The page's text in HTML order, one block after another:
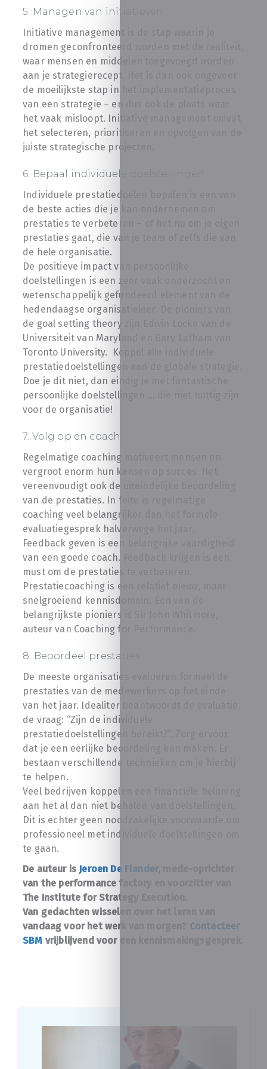
5. Managen van initiatieven
Initiative management is de stap waarin je
dromen geconfronteerd worden met de realiteit,
waar mensen en middelen toegevoegd worden
aan je strategierecept. Het is dan ook ongeveer
de moeilijkste stap in het implementatieproces
van een strategie – en dus ook de plaats waar
het vaak misloopt. Initiative management omvat
het selecteren, prioritiseren en opvolgen van de
juiste strategische projecten.
6. Bepaal individuele doelstellingen
Individuele prestatiedoelen bepalen is een van
de beste acties die je kan ondernemen om
prestaties te verbeteren – of het nu om je eigen
prestaties gaat, die van je team of zelfs die van
de hele organisatie.
De positieve impact van persoonlijke
doelstellingen is een zeer vaak onderzocht en
wetenschappelijk gefundeerd element van de
hedendaagse organisatieleer. De pioniers van
de goal setting theory zijn Edwin Locke van de
Universiteit van Maryland en Gary Latham van
Toronto University. Koppel alle individuele
prestatiedoelstellingen aan de globale strategie.
Doe je dit niet, dan eindig je met fantastische
persoonlijke doelstellingen … die niet nuttig zijn
voor de organisatie!
7. Volg op en coach
Regelmatige coaching motiveert mensen en
vergroot enorm hun kansen op succes. Het
vereenvoudigt ook de uiteindelijke beoordeling
van de prestaties. In feite is regelmatige
coaching veel belangrijker dan het formele
evaluatiegesprek halverwege het jaar.
Feedback geven is een belangrijke vaardigheid
van een goede coach. Feedback krijgen is een
must om de prestaties te verbeteren.
Prestatiecoaching is een relatief nieuw, maar
snelgroeiend kennisdomein. Een van de
belangrijkste pioniers is Sir John Whitmore,
auteur van Coaching for Performance.
8. Beoordeel prestaties
De meeste organisaties evalueren formeel de
prestaties van de medewerkers op het einde
van het jaar. Idealiter beantwoordt de evaluatie
de vraag: “Zijn de individuele
prestatiedoelstellingen bereikt?”. Zorg ervoor
dat je een eerlijke beoordeling kan maken. Er
bestaan verschillende technieken om je hierbij
te helpen.
Veel bedrijven koppelen een financiële beloning
aan het al dan niet behalen van doelstellingen.
Dit is echter geen noodzakelijke voorwaarde om
professioneel met individuele doelstellingen om
te gaan.
De auteur is Jeroen De Flander, mede-oprichter
van the performance factory en voorzitter van
The Institute for Strategy Execution.
Van gedachten wisselen over het leren van
vandaag voor het werk van morgen? Contacteer
SBM vrijblijvend voor een kennismakingsgesprek.